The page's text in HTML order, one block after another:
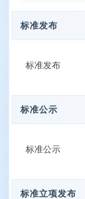
标准发布
标准发布
标准公示
标准公示
标准立项发布